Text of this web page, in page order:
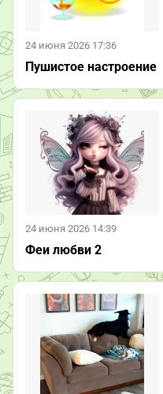
24 июня 2026 17:36
Пушистое настроение
24 июня 2026 14:39
Феи любви 2